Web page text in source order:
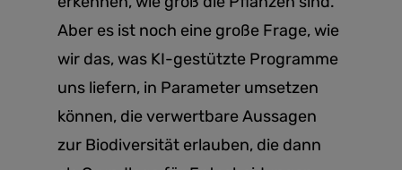
Aber es ist noch eine große Frage, wie
wir das, was KI-gestützte Programme
uns liefern, in Parameter umsetzen
können, die verwertbare Aussagen
zur Biodiversität erlauben, die dann